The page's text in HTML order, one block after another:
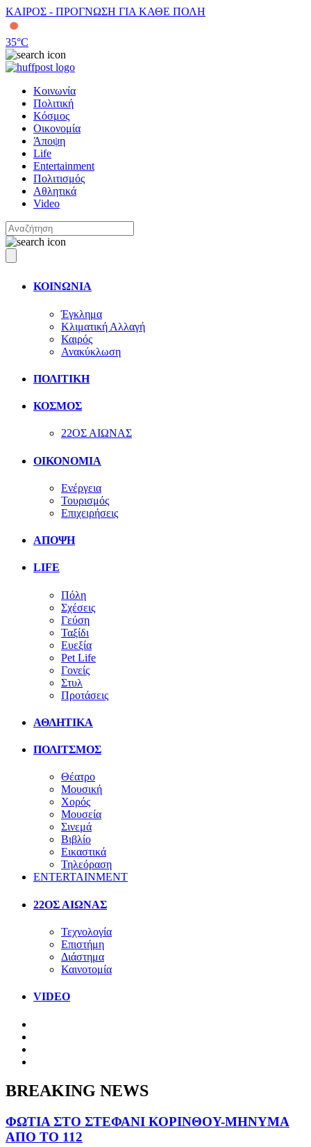
ΚΑΙΡΟΣ - ΠΡΟΓΝΩΣΗ ΓΙΑ ΚΑΘΕ ΠΟΛΗ
35°C
Κοινωνία
Πολιτική
Κόσμος
Οικονομία
Άποψη
Life
Entertainment
Πολιτισμός
Αθλητικά
Video
ΚΟΙΝΩΝΙΑ
Έγκλημα
Κλιματική Αλλαγή
Καιρός
Ανακύκλωση
ΠΟΛΙΤΙΚΗ
ΚΟΣΜΟΣ
22ΟΣ ΑΙΩΝΑΣ
ΟΙΚΟΝΟΜΙΑ
Ενέργεια
Τουρισμός
Επιχειρήσεις
ΑΠΟΨΗ
LIFE
Πόλη
Σχέσεις
Γεύση
Ταξίδι
Ευεξία
Pet Life
Γονείς
Στυλ
Προτάσεις
ΑΘΛΗΤΙΚΑ
ΠΟΛΙΤΣΜΟΣ
Θέατρο
Μουσική
Χορός
Μουσεία
Σινεμά
Βιβλίο
Εικαστικά
Τηλεόραση
ENTERTAINMENT
22ΟΣ ΑΙΩΝΑΣ
Τεχνολογία
Επιστήμη
Διάστημα
Καινοτομία
VIDEO
BREAKING NEWS
ΦΩΤΙΑ ΣΤΟ ΣΤΕΦΑΝΙ ΚΟΡΙΝΘΟΥ-ΜΗΝΥΜΑ
ΑΠΟ ΤΟ 112